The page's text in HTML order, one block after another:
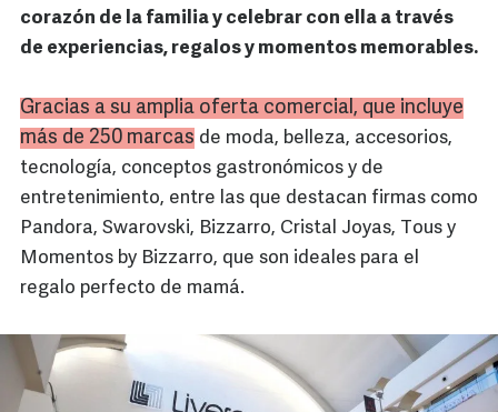
corazón de la familia y celebrar con ella a través
de experiencias, regalos y momentos memorables.
Gracias a su amplia oferta comercial, que incluye
más de 250 marcas de moda, belleza, accesorios,
tecnología, conceptos gastronómicos y de
entretenimiento, entre las que destacan firmas como
Pandora, Swarovski, Bizzarro, Cristal Joyas, Tous y
Momentos by Bizzarro, que son ideales para el
regalo perfecto de mamá.